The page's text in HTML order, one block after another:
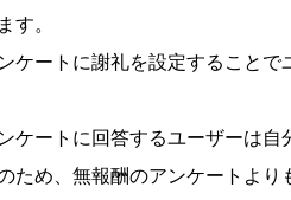
す。
ケートに謝礼を設定することで
ケートに回答するユーザーは自
ため、無報酬のアンケートより